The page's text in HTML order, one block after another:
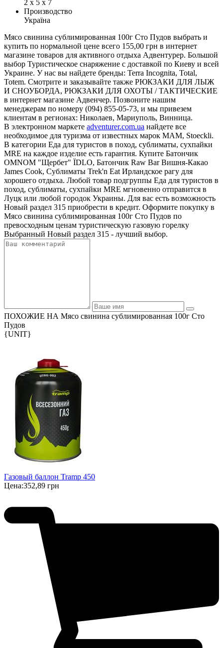
2 х 5 х 7
Производство
Україна
Мясо свинина сублимированная 100г Сто Пудов выбрать и
купить по нормальной цене всего 155,00 грн в интернет
магазине товаров для активного отдыха Адвентурер. Большой
выбор Туристическое снаряжение с доставкой по Киеву и всей
Украине. У нас вы найдете бренды: Terra Incognita, Total,
Totem. Смотрите и заказывайте также РЮКЗАКИ ДЛЯ ЛЫЖ
И СНОУБОРДА, РЮКЗАКИ ДЛЯ ОХОТЫ / ТАКТИЧЕСКИЕ
в интернет магазине Адвенчер. Позвоните нашим
менеджерам по номеру (094) 855-05-73, и мы привезем
клиентам в регионах: Николаев, Мариуполь, Винница.
В электронном маркете adventurer.com.ua найдете все
необходимое для туризма от известных марок MAM, Stoeckli.
В категории Еда для туристов в поход, сублиматы, сухпайки
MRE на каждое изделие есть гарантия. Купите Батончик
OMNOM "Щербет" ЇDLO, Батончик Raw Bar Вишня-Какао
James Cook, Сублиматы Trek'n Eat Ирландское рагу для
хорошего отдыха. Любой товар подгруппы Еда для туристов в
поход, сублиматы, сухпайки MRE мгновенно отправится в
Луцк или любой городок Украины. Для вас есть возможность
Новый раздел 315 приобрести в кредит. Оформите покупку в
Мясо свинина сублимированная 100г Сто Пудов по
превосходным ценам туристическую газовую горелку
Выбранный Новый раздел 315 - лучший выбор.
ПОХОЖИЕ НА Мясо свинина сублимированная 100г Сто
Пудов
{UNIT}
Газовый баллон Tramp 450
Цена:352,89 грн